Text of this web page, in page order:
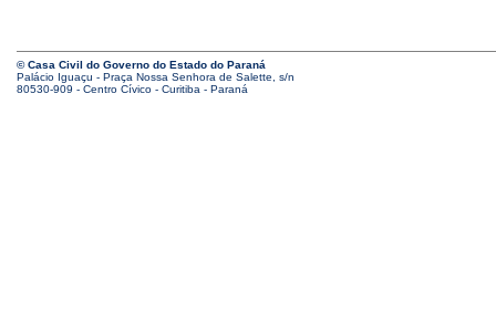
© Casa Civil do Governo do Estado do Paraná
Palácio Iguaçu - Praça Nossa Senhora de Salette, s/n
80530-909 - Centro Cívico - Curitiba - Paraná